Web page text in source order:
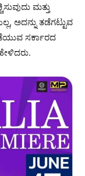
ಮತ್ತು
ಅದನ್ನು ತಡೆಗಟ್ಟುವ
ಸರ್ಕಾರದ